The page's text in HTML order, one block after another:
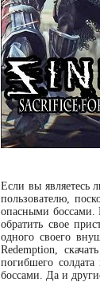
Если вы являетесь
пользователю,
опасными боссами.
обратить свое
одного своего
Redemption,
погибшего
боссами. Да и